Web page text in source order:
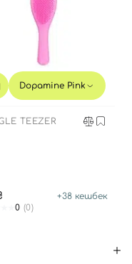
Dopamine Pink
TEEZER
+38 кешбек
0 (0)